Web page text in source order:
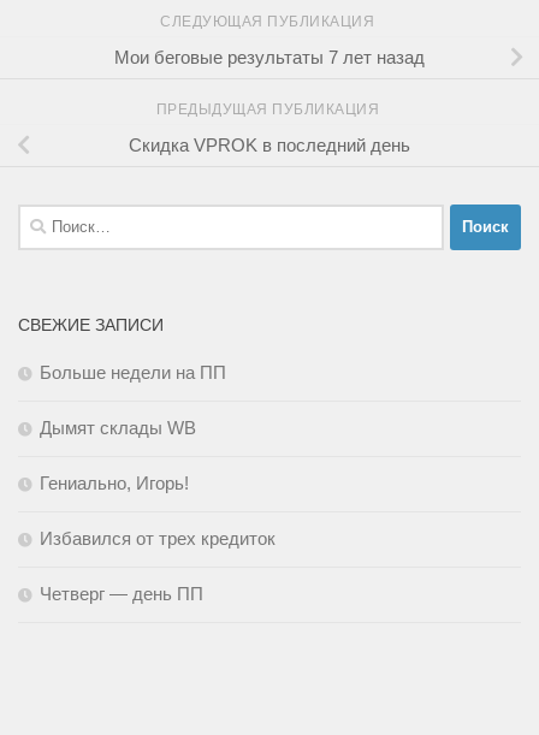
СЛЕДУЮЩАЯ ПУБЛИКАЦИЯ
Мои беговые результаты 7 лет назад
ПРЕДЫДУЩАЯ ПУБЛИКАЦИЯ
Скидка VPROK в последний день
Найти:
СВЕЖИЕ ЗАПИСИ
Больше недели на ПП
Дымят склады WB
Гениально, Игорь!
Избавился от трех кредиток
Четверг — день ПП